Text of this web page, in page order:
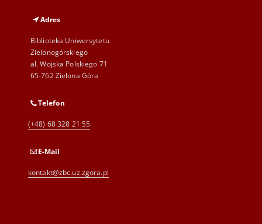
Adres
Biblioteka Uniwersytetu
Zielonogórskiego
al. Wojska Polskiego 71
65-762 Zielona Góra
Telefon
(+48) 68 328 21 55
E-Mail
kontakt@zbc.uz.zgora.pl